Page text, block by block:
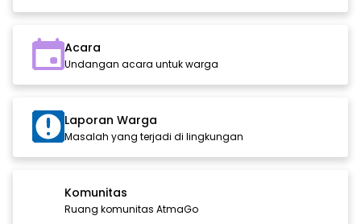
Acara
Undangan acara untuk warga
Laporan Warga
Masalah yang terjadi di lingkungan
Komunitas
Ruang komunitas AtmaGo